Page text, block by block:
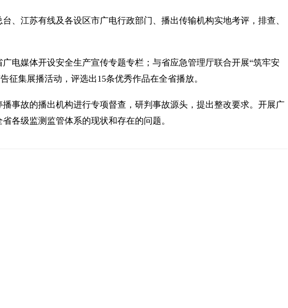
、江苏有线及各设区市广电行政部门、播出传输机构实地考评，排查、
电媒体开设安全生产宣传专题专栏；与省应急管理厅联合开展“筑牢安
征集展播活动，评选出15条优秀作品在全省播放。
事故的播出机构进行专项督查，研判事故源头，提出整改要求。开展广
各级监测监管体系的现状和存在的问题。